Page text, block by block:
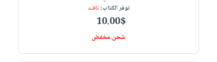
توفر الكتاب: نافـد
10.00$
شحن مخفض